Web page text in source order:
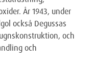
År 1943, under
också Degussas
och
och